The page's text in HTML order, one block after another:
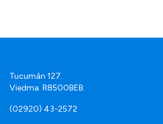
Tucumán 127.
Viedma. R8500BEB.
(02920) 43-2572